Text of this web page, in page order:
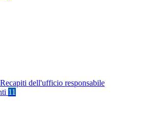
Recapiti dell'ufficio responsabile
11